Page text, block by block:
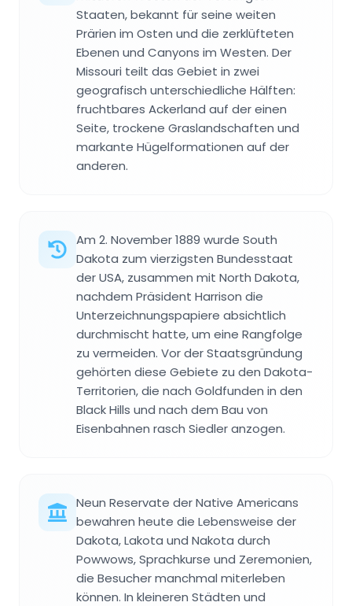
Staaten, bekannt für seine weiten
Prärien im Osten und die zerklüfteten
Ebenen und Canyons im Westen. Der
Missouri teilt das Gebiet in zwei
geografisch unterschiedliche Hälften:
fruchtbares Ackerland auf der einen
Seite, trockene Graslandschaften und
markante Hügelformationen auf der
anderen.
Am 2. November 1889 wurde South
Dakota zum vierzigsten Bundesstaat
der USA, zusammen mit North Dakota,
nachdem Präsident Harrison die
Unterzeichnungspapiere absichtlich
durchmischt hatte, um eine Rangfolge
zu vermeiden. Vor der Staatsgründung
gehörten diese Gebiete zu den Dakota-
Territorien, die nach Goldfunden in den
Black Hills und nach dem Bau von
Eisenbahnen rasch Siedler anzogen.
Neun Reservate der Native Americans
bewahren heute die Lebensweise der
Dakota, Lakota und Nakota durch
Powwows, Sprachkurse und Zeremonien,
die Besucher manchmal miterleben
können. In kleineren Städten und